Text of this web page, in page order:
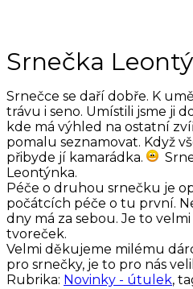
Srnečka
Srnečce se daří dobře. K
trávu i seno. Umístili jsme ji
kde má výhled na ostatní
pomalu seznamovat. Když
přibyde jí kamarádka.
Leontýnka.
Péče o druhou srnečku je
počátcích péče o tu první.
dny má za sebou. Je to
tvoreček.
Velmi děkujeme milému
pro srnečky, je to pro nás
Rubrika: Novinky - útulek,